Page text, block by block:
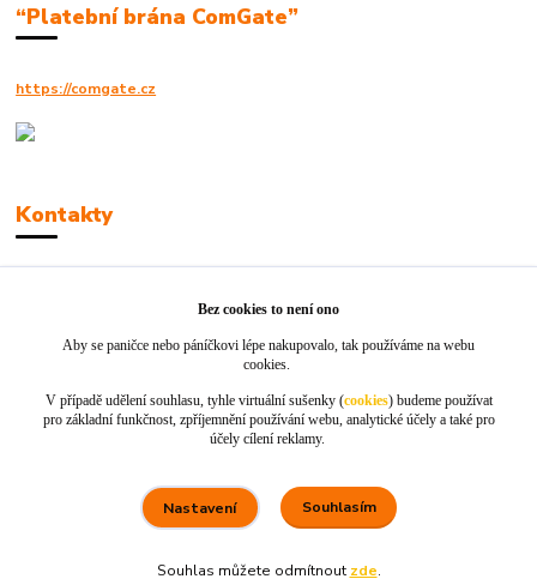
“Platební brána ComGate”
https://comgate.cz
Kontakty
info@jackie-shop.cz
Vytvořeno na Eshop-rychle.cz
Bez cookies to není ono
Aby se paničce nebo páníčkovi lépe nakupovalo, tak používáme na webu
cookies.
V případě udělení souhlasu, tyhle virtuální sušenky (cookies) budeme používat
pro základní funkčnost, zpříjemnění používání webu, analytické účely a také pro
účely cílení reklamy.
Nastavení Souhlasím
Souhlas můžete odmítnout zde.
5. srpna
100 %★★★★★